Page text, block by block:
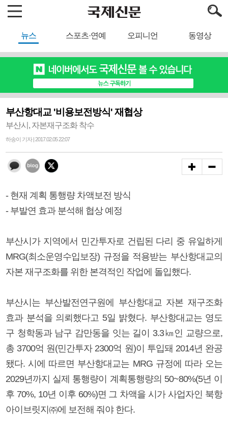
뉴스 스포츠·연예 오피니언 동영상
부산항대교 '비용보전방식' 재협상
부산시, 자본재구조화 착수
하송이 기자 | 2017.02.05 22:07
- 현재 계획 통행량 차액보전 방식
- 부발연 효과 분석해 협상 예정
부산시가 지역에서 민간투자로 건립된 다리 중 유일하게
MRG(최소운영수입보장) 규정을 적용받는 부산항대교의
자본 재구조화를 위한 본격적인 작업에 돌입했다.
부산시는 부산발전연구원에 부산항대교 자본 재구조화
효과 분석을 의뢰했다고 5일 밝혔다. 부산항대교는 영도
구 청학동과 남구 감만동을 잇는 길이 3.3㎞인 교량으로,
총 3700억 원(민간투자 2300억 원)이 투입돼 2014년 완공
됐다. 시에 따르면 부산항대교는 MRG 규정에 따라 오는
2029년까지 실제 통행량이 계획통행량의 50~80%(5년 이
후 70%, 10년 이후 60%)면 그 차액을 시가 사업자인 북항
아이브릿지㈜에 보전해 줘야 한다.